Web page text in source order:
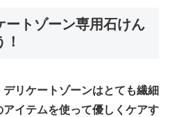
ートゾーン専用石けん
デリケートゾーンはとても繊細
イテムを使って優しくケアす